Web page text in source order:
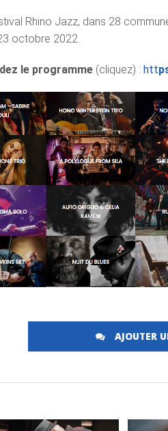
Rhino Jazz, dans 28
octobre 2022.
le programme (cliquez) : htt
AJOUTER